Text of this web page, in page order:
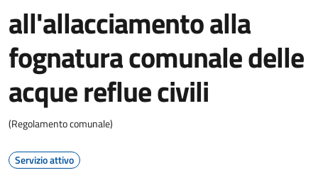
all'allacciamento alla
fognatura comunale delle
acque reflue civili
(Regolamento comunale)
Servizio attivo